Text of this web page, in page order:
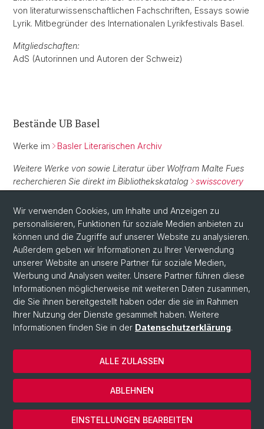
von literaturwissenschaftlichen Fachschriften, Essays sowie
Lyrik. Mitbegründer des Internationalen Lyrikfestivals Basel.
Mitgliedschaften:
AdS (Autorinnen und Autoren der Schweiz)
Bestände UB Basel
Werke im Basler Literarischen Archiv
Weitere Werke von sowie Literatur über Wolfram Malte Fues
recherchieren Sie direkt im Bibliothekskatalog
swisscovery
Basel.
Normdaten
GND: 123751500
Wir verwenden Cookies, um Inhalte und Anzeigen zu
personalisieren, Funktionen für soziale Medien anbieten zu
können und die Zugriffe auf unserer Website zu analysieren.
Außerdem geben wir Informationen zu Ihrer Verwendung
unserer Website an unsere Partner für soziale Medien,
Werbung und Analysen weiter. Unsere Partner führen diese
Informationen möglicherweise mit weiteren Daten zusammen,
die Sie ihnen bereitgestellt haben oder die sie im Rahmen
Ihrer Nutzung der Dienste gesammelt haben. Weitere
Informationen finden Sie in der Datenschutzerklärung.
EINSTELLUNGEN BEARBEITEN
ABLEHNEN
ALLE ZULASSEN